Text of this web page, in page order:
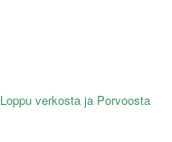
Loppu verkosta ja Porvoosta